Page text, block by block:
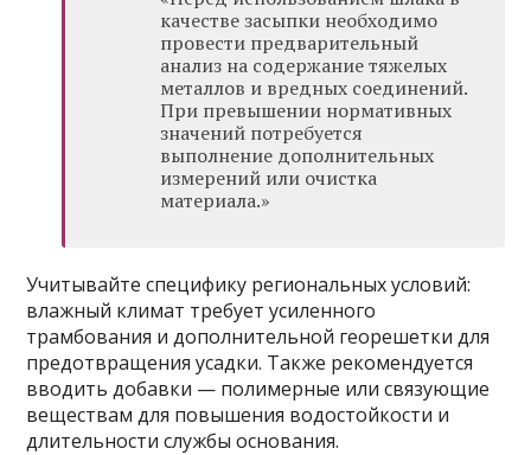
качестве засыпки необходимо
провести предварительный
анализ на содержание тяжелых
металлов и вредных соединений.
При превышении нормативных
значений потребуется
выполнение дополнительных
измерений или очистка
материала.»
Учитывайте специфику региональных условий:
влажный климат требует усиленного
трамбования и дополнительной георешетки для
предотвращения усадки. Также рекомендуется
вводить добавки — полимерные или связующие
веществам для повышения водостойкости и
длительности службы основания.